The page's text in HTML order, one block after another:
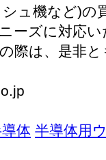
ュ機など)の
ーズに対応
際は、是非
体 半導体用